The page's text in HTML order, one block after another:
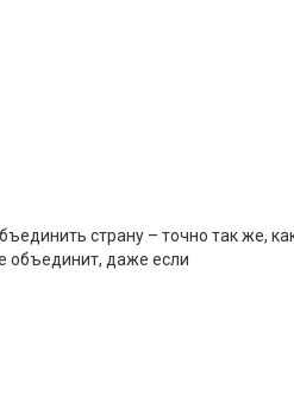
страну – точно так же,
объединит, даже если